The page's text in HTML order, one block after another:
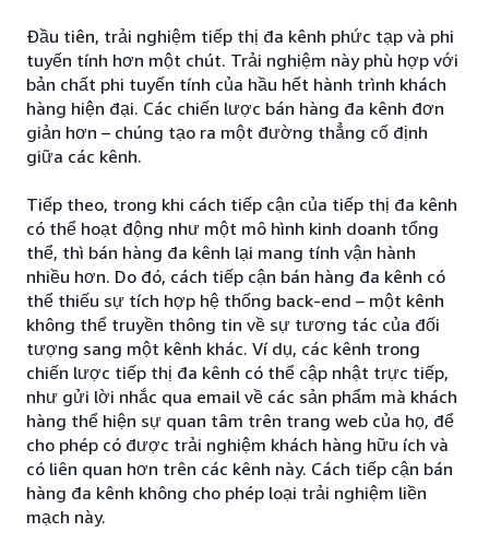
Đầu tiên, trải nghiệm tiếp thị đa kênh phức tạp và phi
tuyến tính hơn một chút. Trải nghiệm này phù hợp với
bản chất phi tuyến tính của hầu hết hành trình khách
hàng hiện đại. Các chiến lược bán hàng đa kênh đơn
giản hơn – chúng tạo ra một đường thẳng cố định
giữa các kênh.
Tiếp theo, trong khi cách tiếp cận của tiếp thị đa kênh
có thể hoạt động như một mô hình kinh doanh tổng
thể, thì bán hàng đa kênh lại mang tính vận hành
nhiều hơn. Do đó, cách tiếp cận bán hàng đa kênh có
thể thiếu sự tích hợp hệ thống back-end – một kênh
không thể truyền thông tin về sự tương tác của đối
tượng sang một kênh khác. Ví dụ, các kênh trong
chiến lược tiếp thị đa kênh có thể cập nhật trực tiếp,
như gửi lời nhắc qua email về các sản phẩm mà khách
hàng thể hiện sự quan tâm trên trang web của họ, để
cho phép có được trải nghiệm khách hàng hữu ích và
có liên quan hơn trên các kênh này. Cách tiếp cận bán
hàng đa kênh không cho phép loại trải nghiệm liền
mạch này.